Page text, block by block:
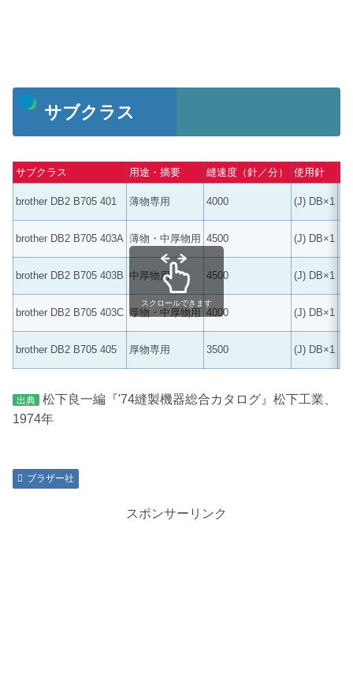
サブクラス
サブクラス 用途・摘要 縫速度（針／分） 使用針
brother DB2 B705 401 薄物専用 4000 (J) DB×1
brother DB2 B705 403A 薄物・中厚物用 4500 (J) DB×1
brother DB2 B705 403B 中厚物用 4500 (J) DB×1
brother DB2 B705 403C 厚物・中厚物用 4000 (J) DB×1
brother DB2 B705 405 厚物専用 3500 (J) DB×1
スクロールできます
出典
松下良一編『'74縫製機器総合カタログ』松下工業、
1974年
ブラザー社
スポンサーリンク